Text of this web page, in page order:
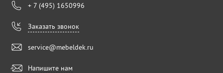
+ 7 (495) 1650996
Заказать звонок
service@mebeldek.ru
Напишите нам